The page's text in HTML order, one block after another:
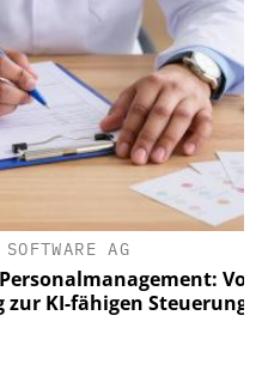
AG
Von
KI-fähigen Steuerung